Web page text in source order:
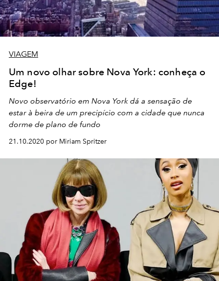
VIAGEM
Um novo olhar sobre Nova York: conheça o
Edge!
Novo observatório em Nova York dá a sensação de
estar à beira de um precipício com a cidade que nunca
dorme de plano de fundo
21.10.2020 por Miriam Spritzer